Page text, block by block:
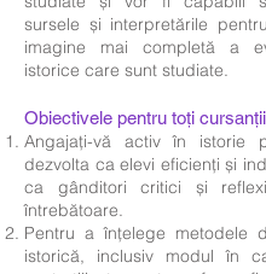
sursele și interpretările
imagine mai completă a
istorice care sunt studiate.
Obiectivele pentru toți
Angajați-vă activ în istorie
dezvolta ca elevi eficienți și
ca gânditori critici și
întrebătoare.
Pentru a înțelege metodele
istorică, inclusiv modul în